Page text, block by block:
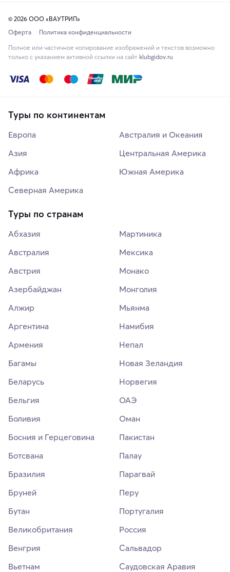
© 2026 ООО «ВАУТРИП»
Оферта
Политика конфиденциальности
Полное или частичное копирование изображений и текстов возможно
только с указанием активной ссылки на сайт klubgidov.ru
Туры по континентам
Европа
Азия
Африка
Северная Америка
Австралия и Океания
Центральная Америка
Южная Америка
Туры по странам
Абхазия
Австралия
Австрия
Азербайджан
Алжир
Аргентина
Армения
Багамы
Беларусь
Бельгия
Боливия
Босния и Герцеговина
Ботсвана
Бразилия
Бруней
Бутан
Великобритания
Венгрия
Вьетнам
Мартиника
Мексика
Монако
Монголия
Мьянма
Намибия
Непал
Новая Зеландия
Норвегия
ОАЭ
Оман
Пакистан
Палау
Парагвай
Перу
Португалия
Россия
Сальвадор
Саудовская Аравия